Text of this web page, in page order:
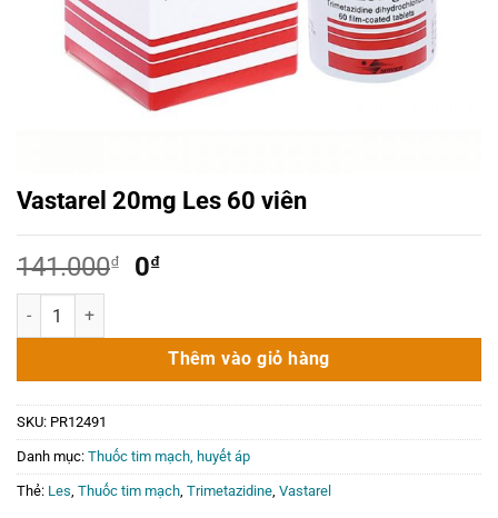
Vastarel 20mg Les 60 viên
141.000₫
Giá
141.000₫.
0₫Giá
là:
0₫.
Vastarel 20mg Les 60 viên số lượng
Thêm vào giỏ hàng
SKU: PR12491
Danh mục: Thuốc tim mạch, huyết áp
Thẻ: Les, Thuốc tim mạch, Trimetazidine, Vastarel